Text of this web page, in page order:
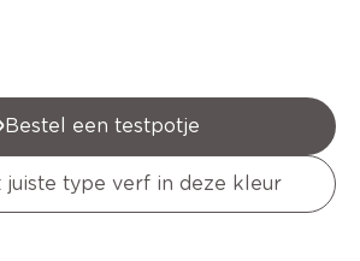
Bestel een testpotje
juiste type verf in deze kleur